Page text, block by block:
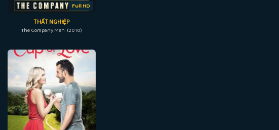
Full HD
THẤT NGHIỆP
The Company Men (2010)